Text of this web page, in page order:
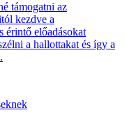
támogatni az
kezdve a
érintő előadásokat
a hallottakat és így a